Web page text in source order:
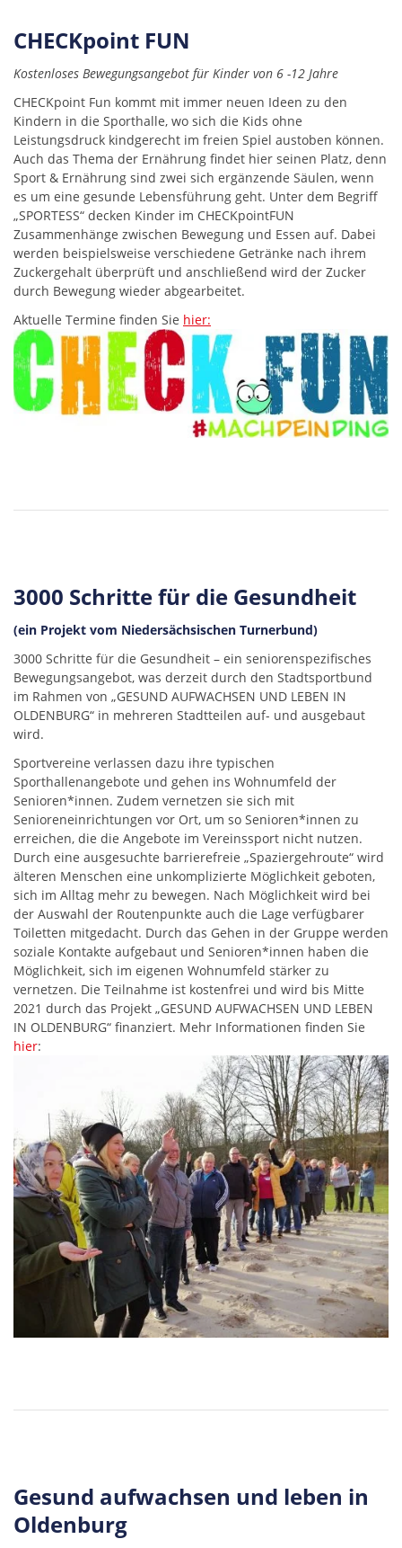
CHECKpoint FUN
Kostenloses Bewegungsangebot für Kinder von 6 -12 Jahre
CHECKpoint Fun kommt mit immer neuen Ideen zu den
Kindern in die Sporthalle, wo sich die Kids ohne
Leistungsdruck kindgerecht im freien Spiel austoben können.
Auch das Thema der Ernährung findet hier seinen Platz, denn
Sport & Ernährung sind zwei sich ergänzende Säulen, wenn
es um eine gesunde Lebensführung geht. Unter dem Begriff
„SPORTESS“ decken Kinder im CHECKpointFUN
Zusammenhänge zwischen Bewegung und Essen auf. Dabei
werden beispielsweise verschiedene Getränke nach ihrem
Zuckergehalt überprüft und anschließend wird der Zucker
durch Bewegung wieder abgearbeitet.
Aktuelle Termine finden Sie hier:
3000 Schritte für die Gesundheit
(ein Projekt vom Niedersächsischen Turnerbund)
3000 Schritte für die Gesundheit – ein seniorenspezifisches
Bewegungsangebot, was derzeit durch den Stadtsportbund
im Rahmen von „GESUND AUFWACHSEN UND LEBEN IN
OLDENBURG“ in mehreren Stadtteilen auf- und ausgebaut
wird.
Sportvereine verlassen dazu ihre typischen
Sporthallenangebote und gehen ins Wohnumfeld der
Senioren*innen. Zudem vernetzen sie sich mit
Senioreneinrichtungen vor Ort, um so Senioren*innen zu
erreichen, die die Angebote im Vereinssport nicht nutzen.
Durch eine ausgesuchte barrierefreie „Spaziergehroute“ wird
älteren Menschen eine unkomplizierte Möglichkeit geboten,
sich im Alltag mehr zu bewegen. Nach Möglichkeit wird bei
der Auswahl der Routenpunkte auch die Lage verfügbarer
Toiletten mitgedacht. Durch das Gehen in der Gruppe werden
soziale Kontakte aufgebaut und Senioren*innen haben die
Möglichkeit, sich im eigenen Wohnumfeld stärker zu
vernetzen. Die Teilnahme ist kostenfrei und wird bis Mitte
2021 durch das Projekt „GESUND AUFWACHSEN UND LEBEN
IN OLDENBURG“ finanziert. Mehr Informationen finden Sie
hier:
Gesund aufwachsen und leben in
Oldenburg